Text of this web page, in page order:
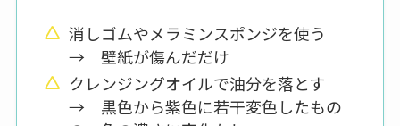
消しゴムやメラミンスポンジを使う
→ 壁紙が傷んだだけ
クレンジングオイルで油分を落とす
→ 黒色から紫色に若干変色したもの